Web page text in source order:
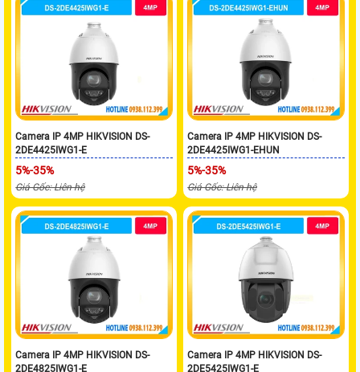
Camera IP 4MP HIKVISION DS-
2DE4425IWG1-E
5%-35%
Giá Gốc: Liên hệ
Camera IP 4MP HIKVISION DS-
2DE4425IWG1-EHUN
5%-35%
Giá Gốc: Liên hệ
Camera IP 4MP HIKVISION DS-
2DE4825IWG1-E
Camera IP 4MP HIKVISION DS-
2DE5425IWG1-E